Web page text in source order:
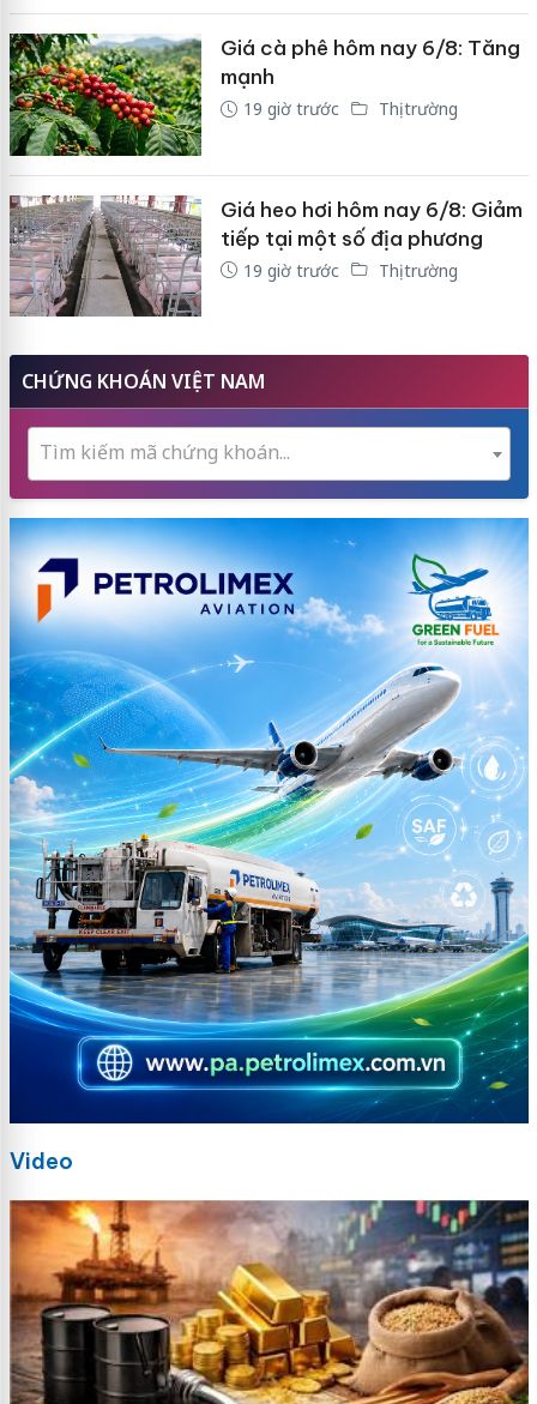
Giá cà phê hôm nay 6/8: Tăng
mạnh
19 giờ trước Thị trường
Giá heo hơi hôm nay 6/8: Giảm
tiếp tại một số địa phương
19 giờ trước Thị trường
CHỨNG KHOÁN VIỆT NAM
Tìm kiếm mã chứng khoán...
Video